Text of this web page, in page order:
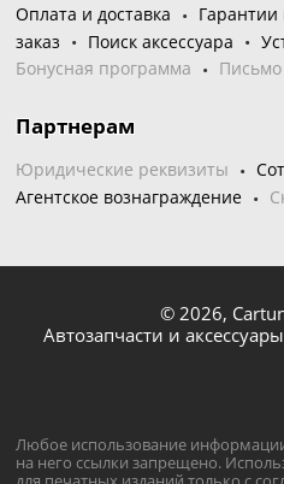
Оплата и доставка Гарантии
заказ
Поиск аксессуара
Бонусная программа
Партнерам
Юридические реквизиты
Агентское вознаграждение
© 2026,
Автозапчасти и
Любое использование информации
на него ссылки запрещено.